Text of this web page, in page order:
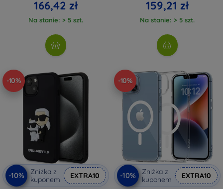
166,42 zł
Na stanie: > 5 szt.
159,21 zł
Na stanie: > 5 szt.
-10%
-10%
Zniżka z
kuponem
EXTRA10
-10%
-10%
Zniżka z
kuponem
EXTRA10